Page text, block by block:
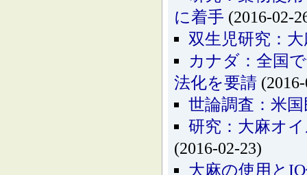
に着手 (2016-02-
双生児研究：
カナダ：全国
法化を要請
世論調査：米
研究：大麻オ
(2016-02-23)
大麻の使用と